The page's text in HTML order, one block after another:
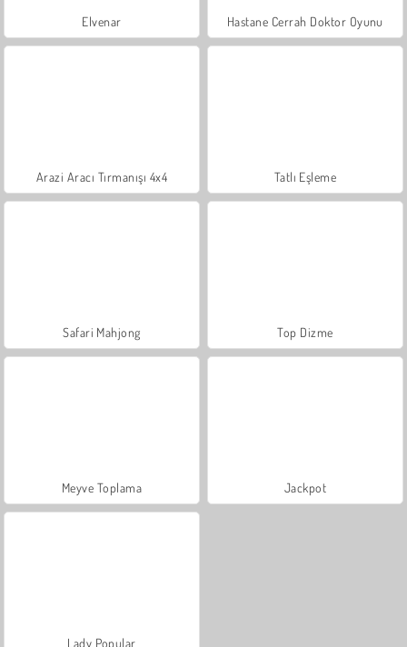
Elvenar Hastane Cerrah Doktor Oyunu
Arazi Aracı Tırmanışı 4x4 Tatlı Eşleme
Safari Mahjong Top Dizme
Meyve Toplama Jackpot
Lady Popular